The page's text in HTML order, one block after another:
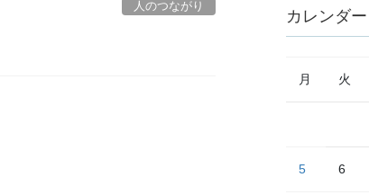
人のつながり
カレンダー
月 火
5 6